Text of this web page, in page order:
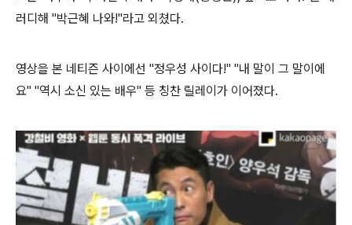
러디해 "박근혜 나와!"라고 외쳤다.
영상을 본 네티즌 사이에선 "정우성 사이다!" "내 말이 그 말이에
요" "역시 소신 있는 배우" 등 칭찬 릴레이가 이어졌다.